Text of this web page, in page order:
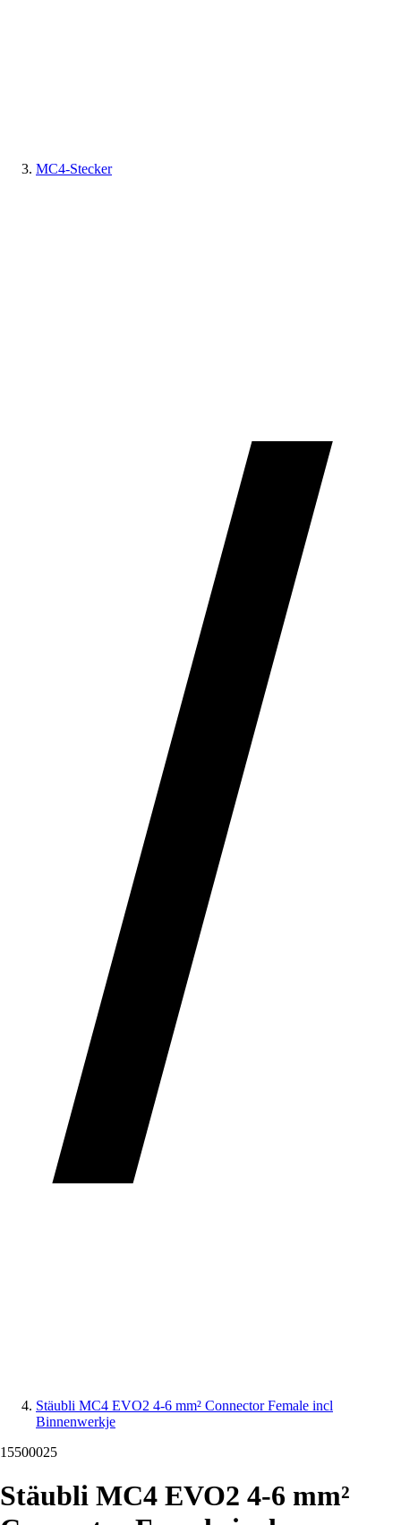
MC4-Stecker
Stäubli MC4 EVO2 4-6 mm² Connector Female incl
Binnenwerkje
15500025
Stäubli MC4 EVO2 4-6 mm²